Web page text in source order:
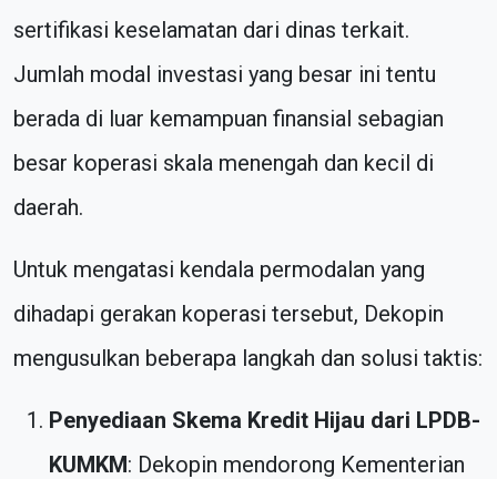
sertifikasi keselamatan dari dinas terkait.
Jumlah modal investasi yang besar ini tentu
berada di luar kemampuan finansial sebagian
besar koperasi skala menengah dan kecil di
daerah.
Untuk mengatasi kendala permodalan yang
dihadapi gerakan koperasi tersebut, Dekopin
mengusulkan beberapa langkah dan solusi taktis:
Penyediaan Skema Kredit Hijau dari LPDB-
KUMKM: Dekopin mendorong Kementerian